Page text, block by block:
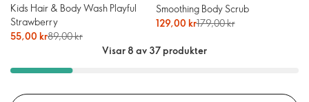
Kids Hair & Body Wash Playful
Strawberry
55,00 kr89,00 kr
Smoothing Body Scrub
129,00 kr179,00 kr
Visar 8 av 37 produkter